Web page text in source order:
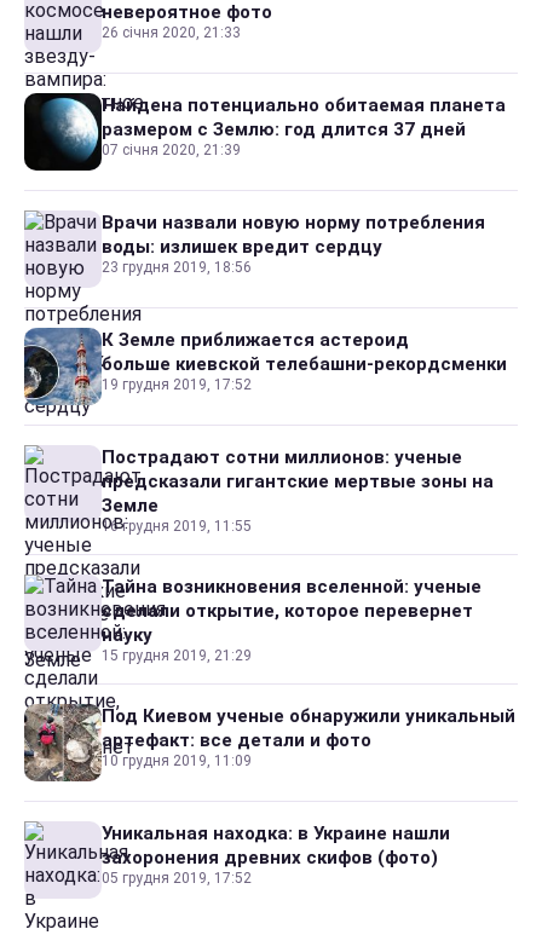
невероятное фото
26 січня 2020, 21:33
Найдена потенциально обитаемая планета
размером с Землю: год длится 37 дней
07 січня 2020, 21:39
Врачи назвали новую норму потребления
воды: излишек вредит сердцу
23 грудня 2019, 18:56
К Земле приближается астероид
больше киевской телебашни-рекордсменки
19 грудня 2019, 17:52
Пострадают сотни миллионов: ученые
предсказали гигантские мертвые зоны на
Земле
16 грудня 2019, 11:55
Тайна возникновения вселенной: ученые
сделали открытие, которое перевернет
науку
15 грудня 2019, 21:29
Под Киевом ученые обнаружили уникальный
артефакт: все детали и фото
10 грудня 2019, 11:09
Уникальная находка: в Украине нашли
захоронения древних скифов (фото)
05 грудня 2019, 17:52